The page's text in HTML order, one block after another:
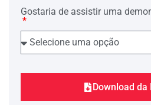
7 – Requer a expedição
depósito judicial para o
depósito.
Nestes termos,
Pede deferimento.
______, __ de _____ de
Gostaria de assistir uma
Download da